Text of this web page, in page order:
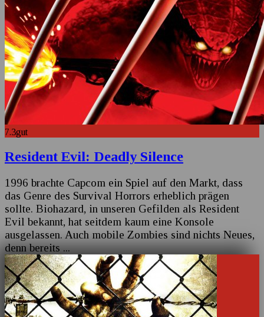
7.3gut
Resident Evil: Deadly Silence
1996 brachte Capcom ein Spiel auf den Markt, dass
das Genre des Survival Horrors erheblich prägen
sollte. Biohazard, in unseren Gefilden als Resident
Evil bekannt, hat seitdem kaum eine Konsole
ausgelassen. Auch mobile Zombies sind nichts Neues,
denn bereits...